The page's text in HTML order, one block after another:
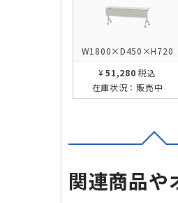
W1800×D450×H720
¥51,280 税込
在庫状況： 販売中
関連商品や